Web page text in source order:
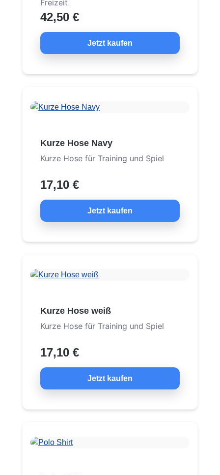
Freizeit
42,50 €
Jetzt kaufen
Kurze Hose Navy
Kurze Hose für Training und Spiel
17,10 €
Jetzt kaufen
Kurze Hose weiß
Kurze Hose für Training und Spiel
17,10 €
Jetzt kaufen